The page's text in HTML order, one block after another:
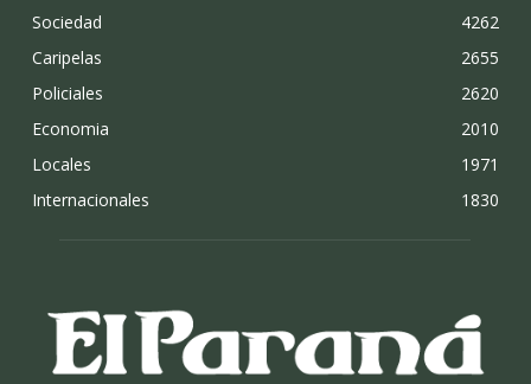
Sociedad
4262
Caripelas
2655
Policiales
2620
Economia
2010
Locales
1971
Internacionales
1830